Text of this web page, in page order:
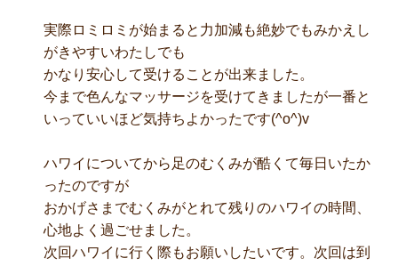
実際ロミロミが始まると力加減も絶妙でもみかえし
がきやすいわたしでも
かなり安心して受けることが出来ました。
今まで色んなマッサージを受けてきましたが一番と
いっていいほど気持ちよかったです(^o^)v
ハワイについてから足のむくみが酷くて毎日いたか
ったのですが
おかげさまでむくみがとれて残りのハワイの時間、
心地よく過ごせました。
次回ハワイに行く際もお願いしたいです。次回は到